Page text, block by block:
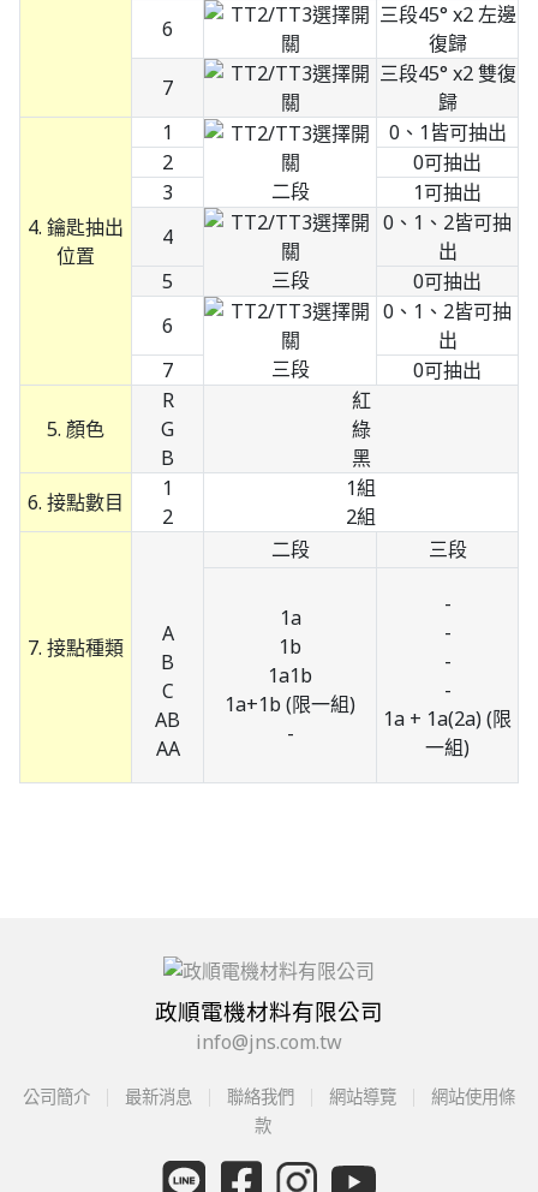
6
三段45° x2 左邊
復歸
7
三段45° x2 雙復
歸
4. 鑰匙抽出
位置
1
二段
0、1皆可抽出
2
0可抽出
3
1可抽出
4
三段
0、1、2皆可抽
出
5
0可抽出
6
三段
0、1、2皆可抽
出
7
0可抽出
5. 顏色
R
G
B
紅
綠
黑
6. 接點數目
1
2
1組
2組
7. 接點種類
A
B
C
AB
AA
二段 三段
1a
1b
1a1b
1a+1b (限一組)
-
-
-
-
-
1a + 1a(2a) (限
一組)
政順電機材料有限公司
info@jns.com.tw
公司簡介 最新消息 聯絡我們 網站導覽
網站使用條
款